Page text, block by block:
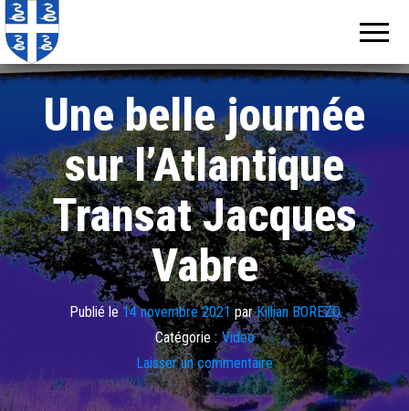
Une belle journée
sur l’Atlantique
Transat Jacques
Vabre
Publié le 14 novembre 2021parKillian BOREZO
Catégorie : Video
Laisser un commentaire